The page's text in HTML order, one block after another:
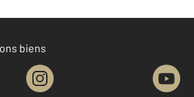
biens